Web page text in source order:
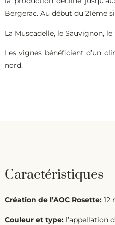
Bergerac. Au début du 21ème
La Muscadelle, le Sauvignon,
Les vignes bénéficient d’un
nord.
Caractéristiques
Création de l’AOC Rosette: 12
Couleur et type: l’appellation